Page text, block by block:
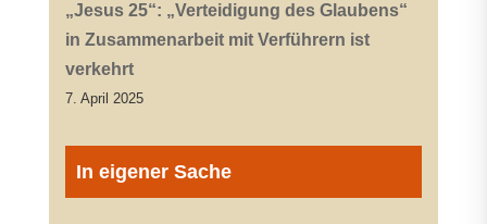
„Jesus 25“: „Verteidigung des Glaubens“
in Zusammenarbeit mit Verführern ist
verkehrt
7. April 2025
In eigener Sache